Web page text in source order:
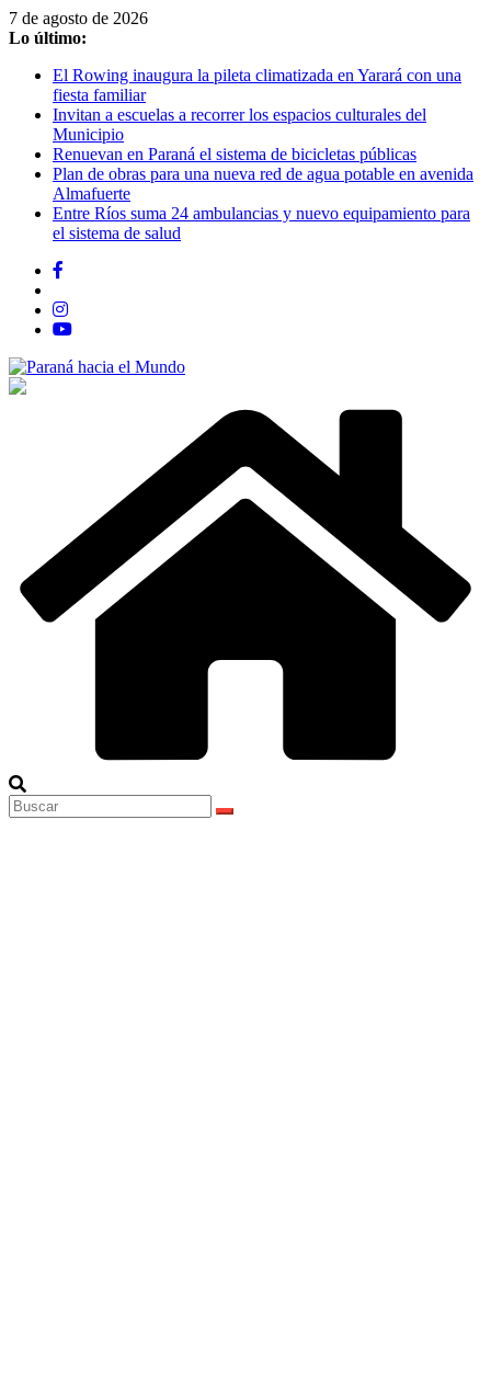
Saltar
al
7 de agosto de 2026
Lo último:
El Rowing inaugura la pileta climatizada en Yarará con una
fiesta familiar
Invitan a escuelas a recorrer los espacios culturales del
Municipio
Renuevan en Paraná el sistema de bicicletas públicas
Plan de obras para una nueva red de agua potable en avenida
Almafuerte
Entre Ríos suma 24 ambulancias y nuevo equipamiento para
el sistema de salud